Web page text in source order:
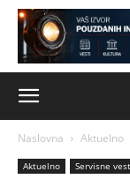
Naslovna Aktuelno
Aktuelno Servisne